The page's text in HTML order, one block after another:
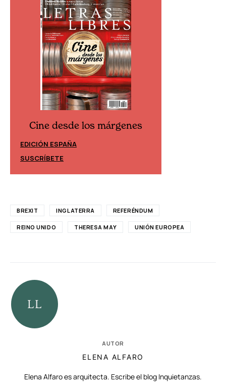
Cine desde los márgenes
EDICIÓN ESPAÑA
SUSCRÍBETE
BREXIT INGLATERRA REFERÉNDUM
REINO UNIDO THERESA MAY UNIÓN EUROPEA
AUTOR
ELENA ALFARO
Elena Alfaro es arquitecta. Escribe el blog Inquietanzas.